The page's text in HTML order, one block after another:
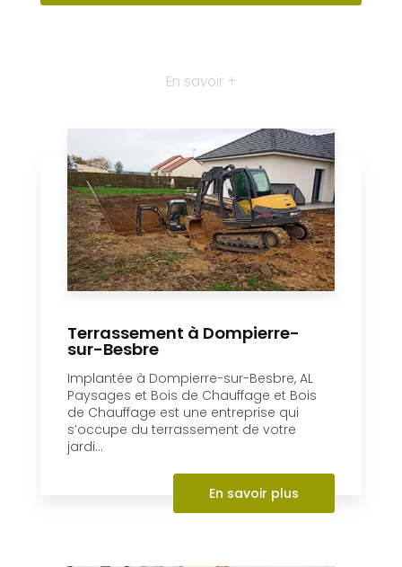
En savoir +
Terrassement à Dompierre-
sur-Besbre
Implantée à Dompierre-sur-Besbre, AL
Paysages et Bois de Chauffage et Bois
de Chauffage est une entreprise qui
s’occupe du terrassement de votre
jardi...
En savoir plus